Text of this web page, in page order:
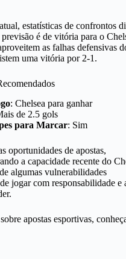
estatísticas de confrontos
é de vitória para o
as falhas defensivas
uma vitória por 2-1.
: Chelsea para ganhar
de 2.5 gols
para Marcar: Sim
oportunidades de apostas,
a capacidade recente do
algumas vulnerabilidades
jogar com responsabilidade e
apostas esportivas,